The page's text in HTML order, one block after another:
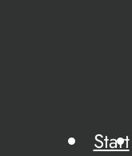
Start